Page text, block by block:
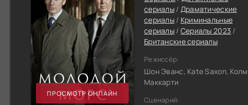
ПРОСМОТР ОНЛАЙН
сериалы/ Драматические
сериалы/ Криминальные
сериалы/ Сериалы 2023 /
Британские сериалы
Режиссёр:
Шон Эванс, Kate Saxon, Колм
Маккарти
Сценарий: